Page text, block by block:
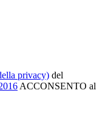
privacy) del
ACCONSENTO al